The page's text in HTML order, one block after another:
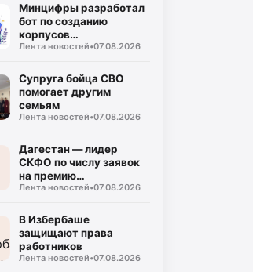
Минцифры разработал
бот по созданию
корпусов
национальных языков
Лента новостей•07.08.2026
Супруга бойца СВО
помогает другим
семьям
Лента новостей•07.08.2026
Дагестан — лидер
СКФО по числу заявок
на премию
«Знание.Премия —
Лента новостей•07.08.2026
В Избербаше
защищают права
работников
Лента новостей•07.08.2026